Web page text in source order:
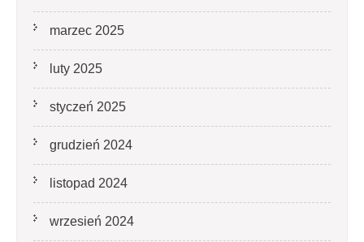
marzec 2025
luty 2025
styczeń 2025
grudzień 2024
listopad 2024
wrzesień 2024